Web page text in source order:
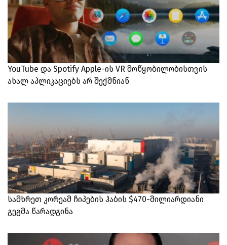
YouTube და Spotify Apple-ის VR მოწყობილობისთვის
ახალ აპლიკაციებს არ შექმნიან
სამხრეთ კორეამ ჩიპების ჰაბის $470-მილიარდიანი
გეგმა წარადგინა